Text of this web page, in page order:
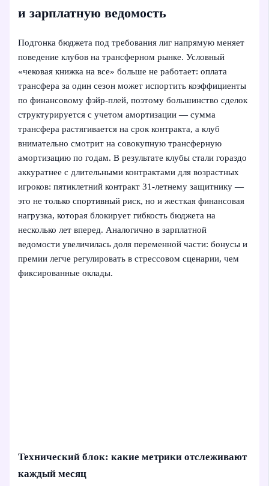
и зарплатную ведомость
Подгонка бюджета под требования лиг напрямую меняет
поведение клубов на трансферном рынке. Условный
«чековая книжка на все» больше не работает: оплата
трансфера за один сезон может испортить коэффициенты
по финансовому фэйр‑плей, поэтому большинство сделок
структурируется с учетом амортизации — сумма
трансфера растягивается на срок контракта, а клуб
внимательно смотрит на совокупную трансферную
амортизацию по годам. В результате клубы стали гораздо
аккуратнее с длительными контрактами для возрастных
игроков: пятиклетний контракт 31‑летнему защитнику —
это не только спортивный риск, но и жесткая финансовая
нагрузка, которая блокирует гибкость бюджета на
несколько лет вперед. Аналогично в зарплатной
ведомости увеличилась доля переменной части: бонусы и
премии легче регулировать в стрессовом сценарии, чем
фиксированные оклады.
Технический блок: какие метрики отслеживают
каждый месяц